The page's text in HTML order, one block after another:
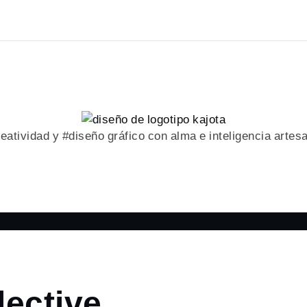
y #diseño gráfico con alma e inteligencia